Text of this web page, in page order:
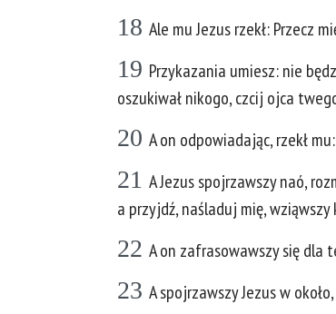
18 Ale mu Jezus rzekł: Przecz
19 Przykazania umiesz: nie
oszukiwał nikogo, czcij ojca
20 A on odpowiadając, rzekł
21 A Jezus spojrzawszy naó,
a przyjdź, naśladuj mię, wziąwszy
22 A on zafrasowawszy się dla
23 A spojrzawszy Jezus w